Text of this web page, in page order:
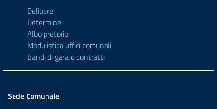
Delibere
Determine
Albo pretorio
Modulistica uffici comunali
Bandi di gara e contratti
Sede Comunale